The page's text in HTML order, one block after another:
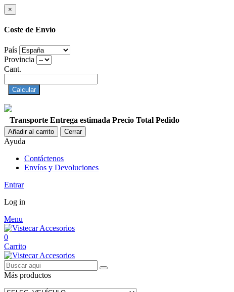
×
Coste de Envío
País
Provincia
Cant.
Calcular
Transporte Entrega estimada Precio Total Pedido
Añadir al carrito Cerrar
Ayuda
Contáctenos
Envíos y Devoluciones
Entrar
Log in
Menu
0
Carrito
Más productos